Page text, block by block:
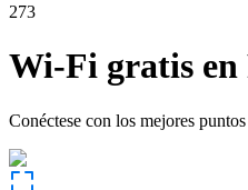
273
Wi-Fi gratis en
Conéctese con los mejores